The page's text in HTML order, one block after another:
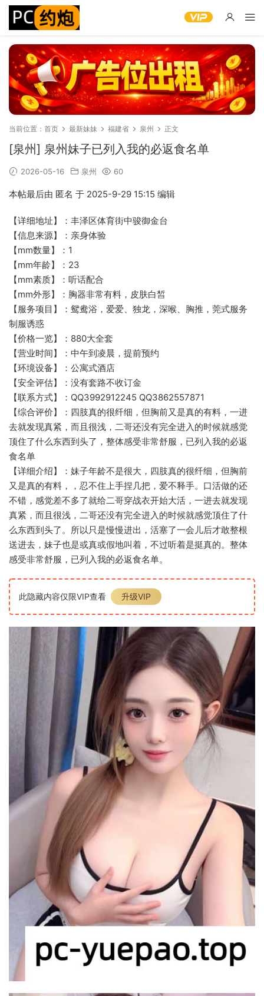
当前位置： 首页 最新妹妹 福建省 泉州 正文
[泉州] 泉州妹子已列入我的必返食名单
2026-05-16 泉州 60
本帖最后由 匿名 于 2025-9-29 15:15 编辑
【详细地址】：丰泽区体育街中骏御金台
【信息来源】：亲身体验
【mm数量】：1
【mm年龄】：23
【mm素质】：听话配合
【mm外形】：胸器非常有料，皮肤白皙
【服务项目】：鸳鸯浴，爱爱、独龙，深喉、胸推，莞式服务
制服诱惑
【价格一览】：880大全套
【营业时间】：中午到凌晨，提前预约
【环境设备】：公寓式酒店
【安全评估】：没有套路不收订金
【联系方式】：QQ3992912245 QQ3862557871
【综合评价】：四肢真的很纤细，但胸前又是真的有料，一进
去就发现真紧，而且很浅，二哥还没有完全进入的时候就感觉
顶住了什么东西到头了，整体感受非常舒服，已列入我的必返
食名单
【详细介绍】：妹子年龄不是很大，四肢真的很纤细，但胸前
又是真的有料，，忍不住上手捏几把，爱不释手。口活做的还
不错，感觉差不多了就给二哥穿战衣开始大活，一进去就发现
真紧，而且很浅，二哥还没有完全进入的时候就感觉顶住了什
么东西到头了。所以只是慢慢进出，活塞了一会儿后才敢整根
送进去，妹子也是或真或假地叫着，不过听着是挺真的。整体
感受非常舒服，已列入我的必返食名单。
此隐藏内容仅限VIP查看 升级VIP